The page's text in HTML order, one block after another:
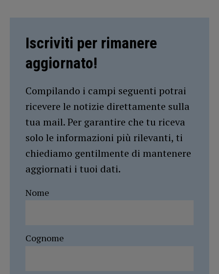
Iscriviti per rimanere
aggiornato!
Compilando i campi seguenti potrai
ricevere le notizie direttamente sulla
tua mail. Per garantire che tu riceva
solo le informazioni più rilevanti, ti
chiediamo gentilmente di mantenere
aggiornati i tuoi dati.
Nome
Cognome